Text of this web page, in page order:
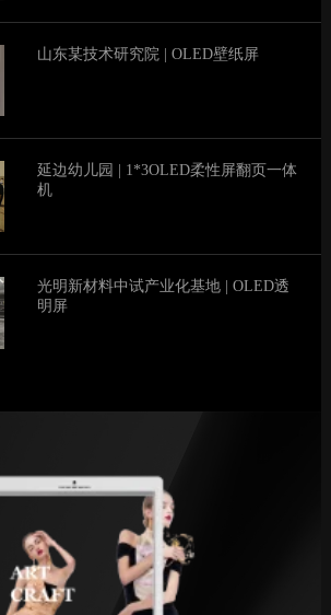
山东某技术研究院 | OLED壁纸屏
延边幼儿园 | 1*3OLED柔性屏翻页一体
机
光明新材料中试产业化基地 | OLED透
明屏